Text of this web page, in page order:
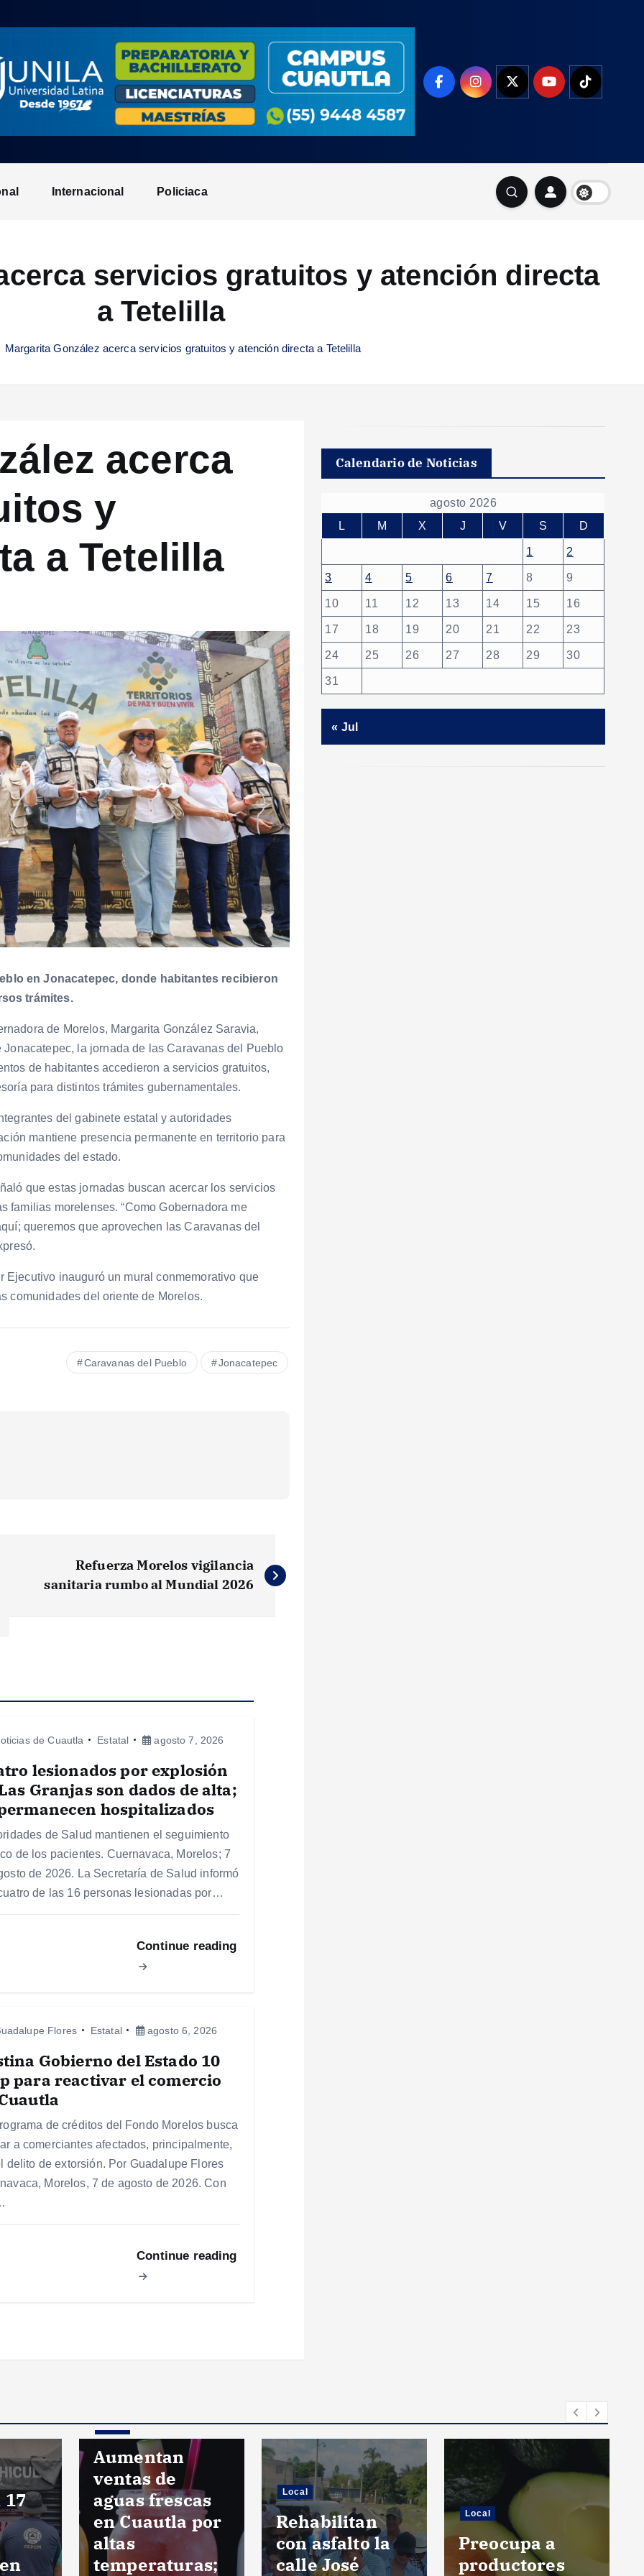
Internacional Policiaca
servicios gratuitos y atención directa
a Tetelilla
Margarita González acerca servicios gratuitos y atención directa a Tetelilla
acerca
y
a Tetelilla
en Jonacatepec, donde habitantes recibieron
trámites.
de Morelos, Margarita González Saravia,
la jornada de las Caravanas del Pueblo
de habitantes accedieron a servicios gratuitos,
para distintos trámites gubernamentales.
del gabinete estatal y autoridades
mantiene presencia permanente en territorio para
del estado.
que estas jornadas buscan acercar los servicios
familias morelenses. “Como Gobernadora me
queremos que aprovechen las Caravanas del
inauguró un mural conmemorativo que
comunidades del oriente de Morelos.
Caravanas del Pueblo Jonacatepec
Refuerza Morelos vigilancia
sanitaria rumbo al Mundial 2026
de Cuautla Estatal agosto 7, 2026
lesionados por explosión
Granjas son dados de alta;
hospitalizados
de Salud mantienen el seguimiento
de los pacientes. Cuernavaca, Morelos; 7
de 2026. La Secretaría de Salud informó
de las 16 personas lesionadas por…
Continue reading
Flores Estatal agosto 6, 2026
Gobierno del Estado 10
para reactivar el comercio
de créditos del Fondo Morelos busca
a comerciantes afectados, principalmente,
delito de extorsión. Por Guadalupe Flores
Morelos, 7 de agosto de 2026. Con
Continue reading
Calendario de Noticias
agosto 2026
L
M X J V S D
1 2
3 4 5 6 7 8 9
10 11 12 13 14 15 16
17 18 19 20 21 22 23
24 25 26 27 28 29 30
31
« Jul
Local
Aumentan
ventas de
aguas frescas
en Cuautla por
altas
temperaturas;
Local
Rehabilitan
con asfalto la
calle José
Local
Preocupa a
productores